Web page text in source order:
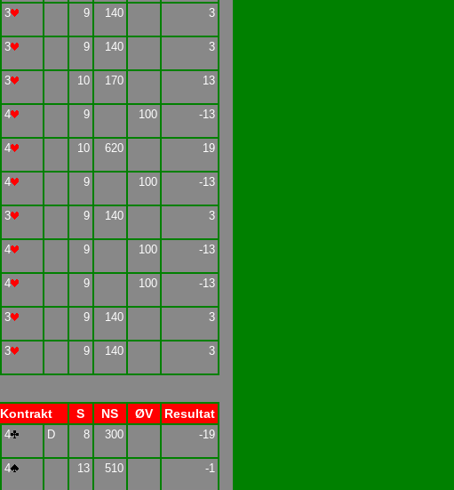
3 9 140 3
3 9 140 3
3 10 170 13
4 9 100 -13
4 10 620 19
4 9 100 -13
3 9 140 3
4 9 100 -13
4 9 100 -13
3 9 140 3
3 9 140 3
Kontrakt S NS ØV Resultat
4 D 8 300 -19
4 13 510 -1